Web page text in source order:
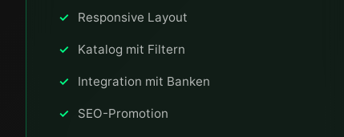
Responsive Layout
Katalog mit Filtern
Integration mit Banken
SEO-Promotion